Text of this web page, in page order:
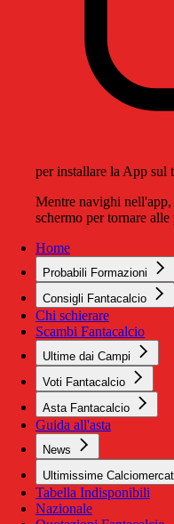
per installare la App sul
Mentre navighi
schermo per tornare alle
Home
Probabili Formazioni
Consigli Fantacalcio
Chi schierare
Scambi Fantacalcio
Ultime dai Campi
Voti Fantacalcio
Asta Fantacalcio
Guida all'asta
News
Ultimissime
Tabella Indisponibili
Nazionale